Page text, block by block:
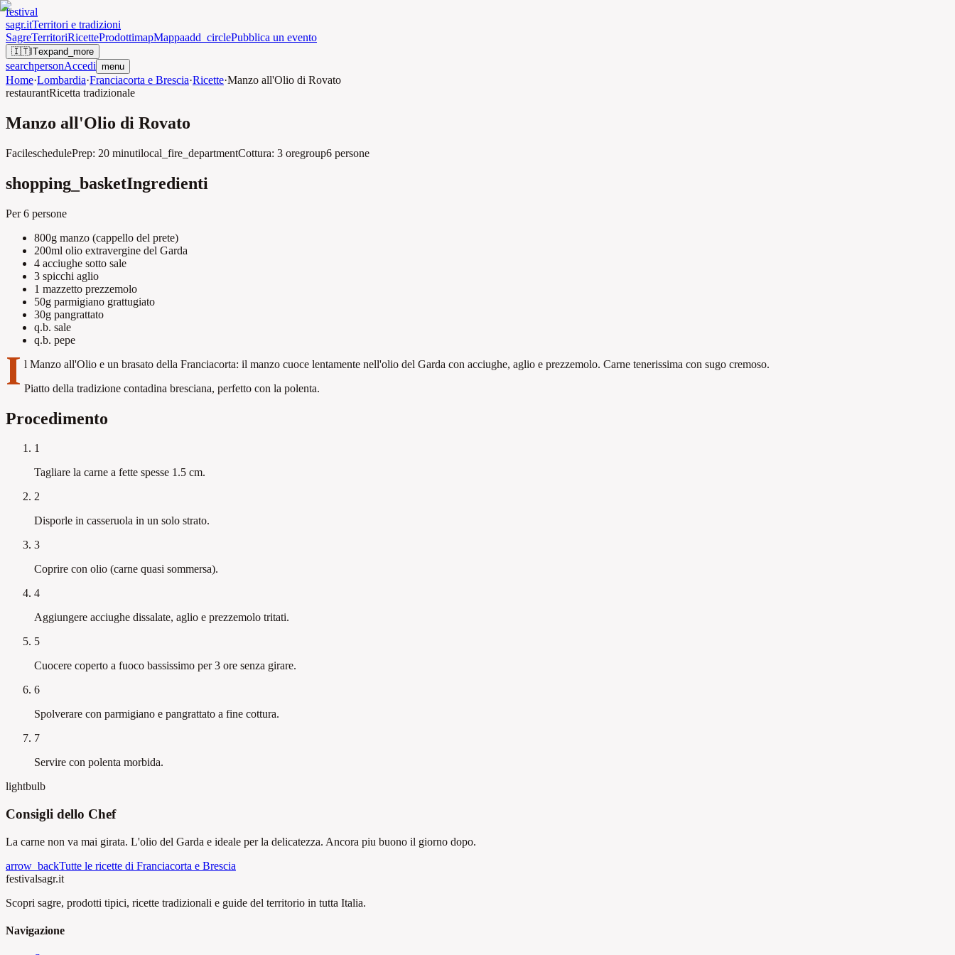
festival
sagr.itTerritori e tradizioni
SagreTerritoriRicetteProdottimapMappaadd_circlePubblica un evento
🇮🇹ITexpand_more
searchpersonAccedi menu
Home·Lombardia·Franciacorta e Brescia·Ricette·Manzo all'Olio di Rovato
restaurantRicetta tradizionale
Manzo all'Olio di Rovato
FacileschedulePrep: 20 minutilocal_fire_departmentCottura: 3 oregroup6 persone
shopping_basketIngredienti
Per 6 persone
800g manzo (cappello del prete)
200ml olio extravergine del Garda
4 acciughe sotto sale
3 spicchi aglio
1 mazzetto prezzemolo
50g parmigiano grattugiato
30g pangrattato
q.b. sale
q.b. pepe
I l Manzo all'Olio e un brasato della Franciacorta: il manzo cuoce lentamente nell'olio del Garda con acciughe, aglio e prezzemolo. Carne tenerissima con sugo cremoso.
Piatto della tradizione contadina bresciana, perfetto con la polenta.
Procedimento
1
Tagliare la carne a fette spesse 1.5 cm.
2
Disporle in casseruola in un solo strato.
3
Coprire con olio (carne quasi sommersa).
4
Aggiungere acciughe dissalate, aglio e prezzemolo tritati.
5
Cuocere coperto a fuoco bassissimo per 3 ore senza girare.
6
Spolverare con parmigiano e pangrattato a fine cottura.
7
Servire con polenta morbida.
lightbulb
Consigli dello Chef
La carne non va mai girata. L'olio del Garda e ideale per la delicatezza. Ancora piu buono il giorno dopo.
arrow_backTutte le ricette di Franciacorta e Brescia
festivalsagr.it
Scopri sagre, prodotti tipici, ricette tradizionali e guide del territorio in tutta Italia.
Navigazione